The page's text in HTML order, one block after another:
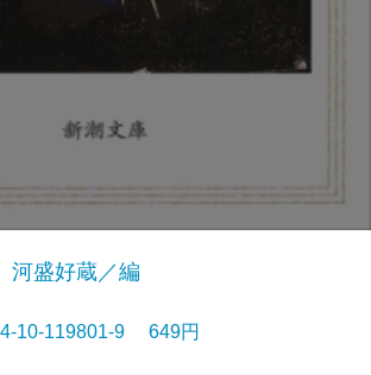
河盛好蔵／編
10-119801-9 649円